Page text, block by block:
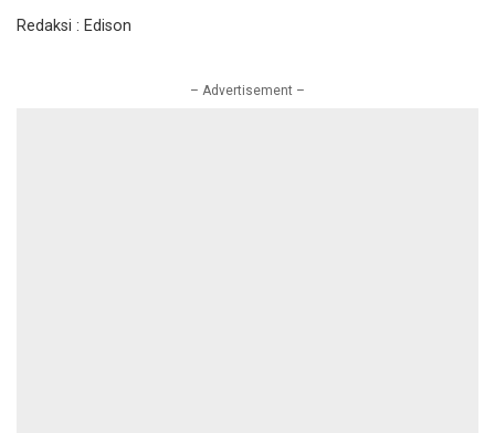
Redaksi : Edison
– Advertisement –